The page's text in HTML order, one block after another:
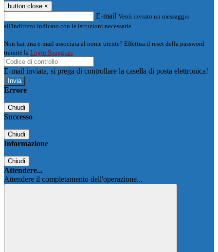
button close ×
E-mail Verrà inviato un messaggio
all'indirizzo indicato con le istruzioni necessarie.
Non hai una e-mail associata al nome utente? Effettua il reset della password
tramite la Login Spaggiari
E-mail inviata, si prega di controllare la casella di posta elettronica!
Errore
Chiudi
Successo
Chiudi
Informazione
Chiudi
Attendere...
Attendere il completamento dell'operazione...